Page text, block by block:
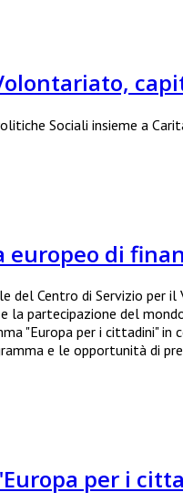
Sociali insieme a
europeo di
del Centro di Servizio
e la partecipazione del
"Europa per i cittadini"
e le opportunità di
per i